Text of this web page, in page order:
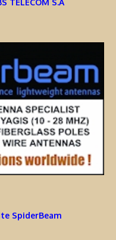
TELECOM S.A
SpiderBeam